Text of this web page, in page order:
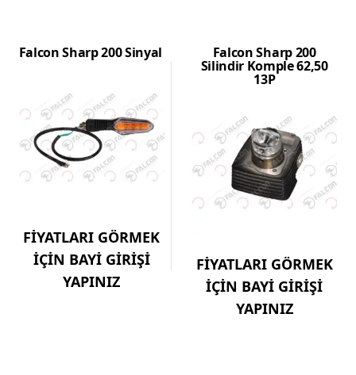
Falcon Sharp 200 Sinyal
FİYATLARI GÖRMEK
İÇİN BAYİ GİRİŞİ
YAPINIZ
Falcon Sharp 200
Silindir Komple 62,50
13P
FİYATLARI GÖRMEK
İÇİN BAYİ GİRİŞİ
YAPINIZ